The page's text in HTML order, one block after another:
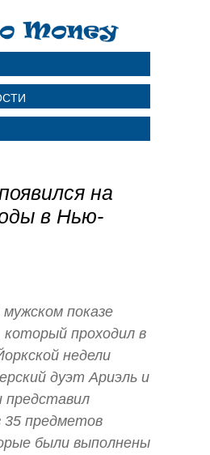
на
в Нью-
показе
который проходил в
недели
дуэт Ариэль и
35 предметов
были выполнены